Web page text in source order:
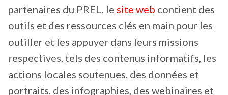
partenaires du PREL, le site web contient des
outils et des ressources clés en main pour les
outiller et les appuyer dans leurs missions
respectives, tels des contenus informatifs, les
actions locales soutenues, des données et
portraits, des infographies, des webinaires et